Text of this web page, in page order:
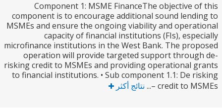
Component 1: MSME FinanceThe objective
component is to encourage additional sound
MSMEs and ensure the ongoing viability and
capacity of financial institutions (FIs),
microfinance institutions in the West Bank. The
operation will provide targeted support
risking credit to MSMEs and providing operational
to financial institutions. • Sub component 1.1: De
credit to
نتائج أكثر